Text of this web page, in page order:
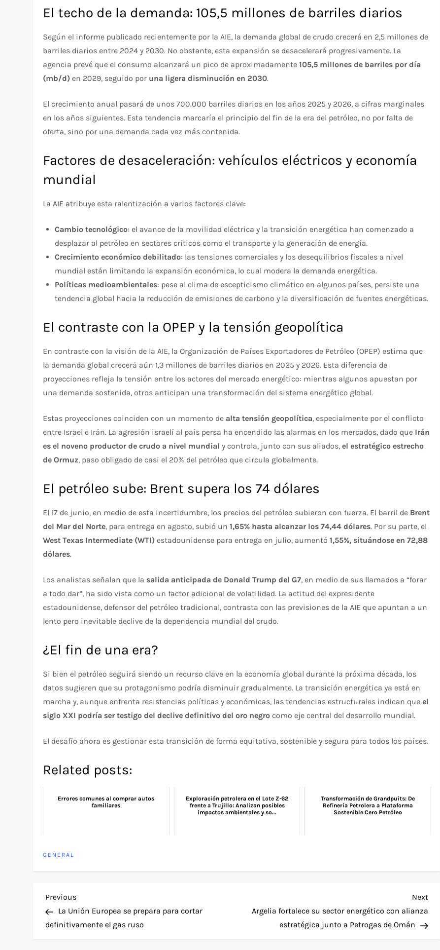
El techo de la demanda: 105,5 millones de barriles diarios
Según el informe publicado recientemente por la AIE, la demanda global de crudo crecerá en 2,5 millones de
barriles diarios entre 2024 y 2030. No obstante, esta expansión se desacelerará progresivamente. La
agencia prevé que el consumo alcanzará un pico de aproximadamente105,5 millones de barriles por día
(mb/d) en 2029, seguido por una ligera disminución en 2030.
El crecimiento anual pasará de unos 700.000 barriles diarios en los años 2025 y 2026, a cifras marginales
en los años siguientes. Esta tendencia marcaría el principio del fin de la era del petróleo, no por falta de
oferta, sino por una demanda cada vez más contenida.
Factores de desaceleración: vehículos eléctricos y economía
mundial
La AIE atribuye esta ralentización a varios factores clave:
Cambio tecnológico: el avance de la movilidad eléctrica y la transición energética han comenzado a
desplazar al petróleo en sectores críticos como el transporte y la generación de energía.
Crecimiento económico debilitado: las tensiones comerciales y los desequilibrios fiscales a nivel
mundial están limitando la expansión económica, lo cual modera la demanda energética.
Políticas medioambientales: pese al clima de escepticismo climático en algunos países, persiste una
tendencia global hacia la reducción de emisiones de carbono y la diversificación de fuentes energéticas.
El contraste con la OPEP y la tensión geopolítica
En contraste con la visión de la AIE, la Organización de Países Exportadores de Petróleo (OPEP) estima que
la demanda global crecerá aún 1,3 millones de barriles diarios en 2025 y 2026. Esta diferencia de
proyecciones refleja la tensión entre los actores del mercado energético: mientras algunos apuestan por
una demanda sostenida, otros anticipan una transformación del sistema energético global.
Estas proyecciones coinciden con un momento de alta tensión geopolítica, especialmente por el conflicto
entre Israel e Irán. La agresión israelí al país persa ha encendido las alarmas en los mercados, dado que Irán
es el noveno productor de crudo a nivel mundial y controla, junto con sus aliados,el estratégico estrecho
de Ormuz, paso obligado de casi el 20% del petróleo que circula globalmente.
El petróleo sube: Brent supera los 74 dólares
El 17 de junio, en medio de esta incertidumbre, los precios del petróleo subieron con fuerza. El barril de Brent
del Mar del Norte, para entrega en agosto, subió un1,65% hasta alcanzar los 74,44 dólares. Por su parte, el
West Texas Intermediate (WTI) estadounidense para entrega en julio, aumentó1,55%, situándose en 72,88
dólares.
Los analistas señalan que la salida anticipada de Donald Trump del G7, en medio de sus llamados a “forar
a todo dar”, ha sido vista como un factor adicional de volatilidad. La actitud del expresidente
estadounidense, defensor del petróleo tradicional, contrasta con las previsiones de la AIE que apuntan a un
lento pero inevitable declive de la dependencia mundial del crudo.
¿El fin de una era?
Si bien el petróleo seguirá siendo un recurso clave en la economía global durante la próxima década, los
datos sugieren que su protagonismo podría disminuir gradualmente. La transición energética ya está en
marcha y, aunque enfrenta resistencias políticas y económicas, las tendencias estructurales indican queel
siglo XXI podría ser testigo del declive definitivo del oro negro como eje central del desarrollo mundial.
El desafío ahora es gestionar esta transición de forma equitativa, sostenible y segura para todos los países.
Related posts:
Errores comunes al comprar autos
familiares
Exploración petrolera en el Lote Z-62
frente a Trujillo: Analizan posibles
impactos ambientales y so...
Transformación de Grandpuits: De
Refinería Petrolera a Plataforma
Sostenible Cero Petróleo
GENERAL
P
o
Previous
Post
Previous
La Unión Europea se prepara para cortar
definitivamente el gas ruso
Next
Post
Next
Argelia fortalece su sector energético con alianza
estratégica junto a Petrogas de Omán